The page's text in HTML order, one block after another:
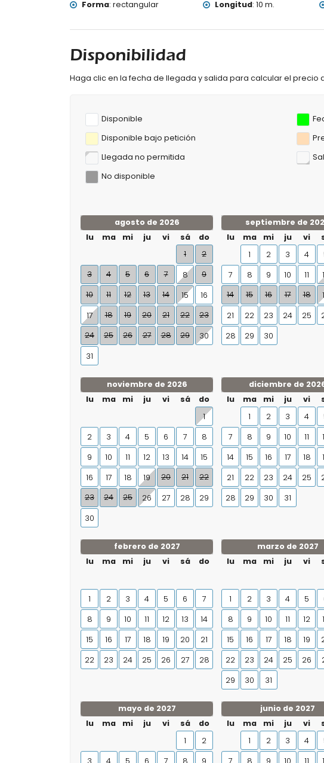
Forma: rectangular Longitud:10 m.
Disponibilidad
Haga clic en la fecha de llegada y salida para calcular el precio
Disponible
Disponible bajo petición
Llegada no permitida
No disponible
agosto de 2026
lu
ma mi ju vi sá
do
1
2
3
4 5 6 7 8
9
10
11 12 13 14 15
16
17
18 19 20 21 22
23
24
25 26 27 28 29
30
31
septiembre de
lu
ma mi ju vi
1
2 3 4
7
8 9 10 11
14
15 16 17 18
21
22 23 24 25
28
29 30
noviembre de 2026
lu
ma mi ju vi sá
do
1
2
3 4 5 6 7
8
9
10 11 12 13 14
15
16
17 18 19 20 21
22
23
24 25 26 27 28
29
30
diciembre de
lu
ma mi ju vi
1
2 3 4
7
8 9 10 11
14
15 16 17 18
21
22 23 24 25
28
29 30 31
febrero de 2027
lu
ma mi ju vi sá do
1 2 3 4 5 6
7
8
9 10 11 12 13
14
15
16 17 18 19 20
21
22
23 24 25 26 27 28
marzo de 2027
lu
ma mi ju vi
1 2 3 4 5
8
9 10 11 12
15
16 17 18 19
22
23 24 25 26
29
30 31
mayo de 2027
lu
ma mi ju vi sá
do
1
2
3
4 5 6 7 8 9
junio de 2027
lu
ma mi ju vi
1
2 3 4
7
8 9 10 11